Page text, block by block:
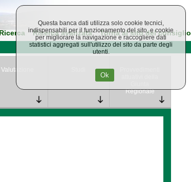
Ricerca Ricerca avanzata Torna al sito del consiglio
Valutazione
Regionale
Questa banca dati utilizza solo cookie tecnici,
indispensabili per il funzionamento del sito, e cookie
per migliorare la navigazione e raccogliere dati
statistici aggregati sull'utilizzo del sito da parte degli
utenti.
Ok